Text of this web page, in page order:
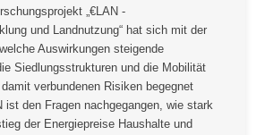
„€LAN -
und Landnutzung“ hat sich mit der
Auswirkungen steigende
Siedlungsstrukturen und die Mobilität
verbundenen Risiken begegnet
ist den Fragen nachgegangen, wie stark
der Energiepreise Haushalte und